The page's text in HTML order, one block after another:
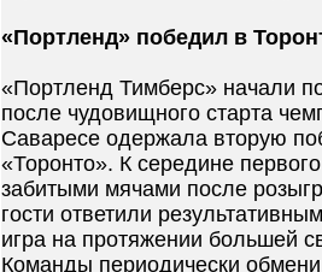
«Портленд» победил в
«Портленд Тимберс» начали
после чудовищного старта
Саваресе одержала вторую
«Торонто». К середине
забитыми мячами после
гости ответили
игра на протяжении большей
Команды периодически